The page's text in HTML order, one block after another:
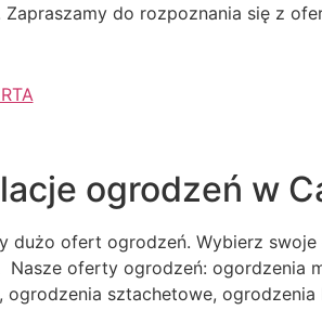
Zapraszamy do rozpoznania się z
ogrodzeń w
dużo ofert ogrodzeń. Wybierz
Nasze oferty ogrodzeń: ogordzenia
ogrodzenia sztachetowe,